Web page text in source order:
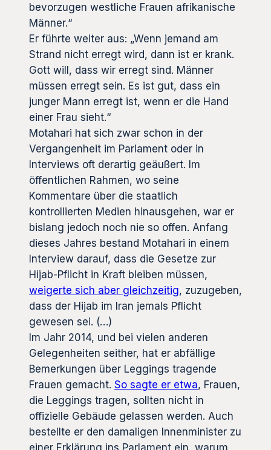
bevorzugen westliche Frauen afrikanische
Männer.“
Er führte weiter aus: „Wenn jemand am
Strand nicht erregt wird, dann ist er krank.
Gott will, dass wir erregt sind. Männer
müssen erregt sein. Es ist gut, dass ein
junger Mann erregt ist, wenn er die Hand
einer Frau sieht.“
Motahari hat sich zwar schon in der
Vergangenheit im Parlament oder in
Interviews oft derartig geäußert. Im
öffentlichen Rahmen, wo seine
Kommentare über die staatlich
kontrollierten Medien hinausgehen, war er
bislang jedoch noch nie so offen. Anfang
dieses Jahres bestand Motahari in einem
Interview darauf, dass die Gesetze zur
Hijab-Pflicht in Kraft bleiben müssen,
weigerte sich aber gleichzeitig, zuzugeben,
dass der Hijab im Iran jemals Pflicht
gewesen sei. (…)
Im Jahr 2014, und bei vielen anderen
Gelegenheiten seither, hat er abfällige
Bemerkungen über Leggings tragende
Frauen gemacht. So sagte er etwa, Frauen,
die Leggings tragen, sollten nicht in
offizielle Gebäude gelassen werden. Auch
bestellte er den damaligen Innenminister zu
einer Erklärung ins Parlament ein, warum